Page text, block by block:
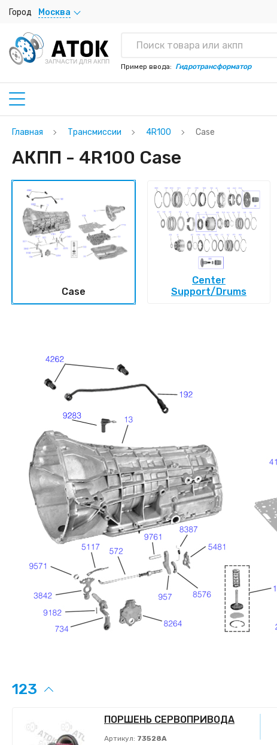
Город Москва
ЗАПЧАСТИ ДЛЯ АКПП
Пример ввода: Гидротрансформатор
Главная Трансмиссии 4R100 Case
АКПП - 4R100 Case
Case
Center
Support/Drums
123
ПОРШЕНЬ СЕРВОПРИВОДА
Артикул: 73528A